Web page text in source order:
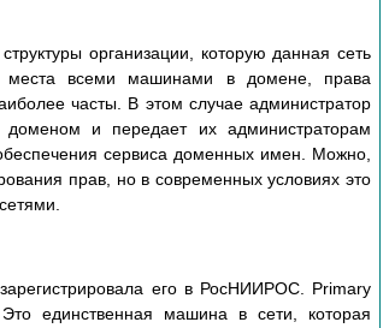
организации, которую данная сеть
места всеми машинами в домене, права
часты. В этом случае администратор
и передает их администраторам
сервиса доменных имен. Можно,
прав, но в современных условиях это
его в РосНИИРОС. Primary
единственная машина в сети, которая